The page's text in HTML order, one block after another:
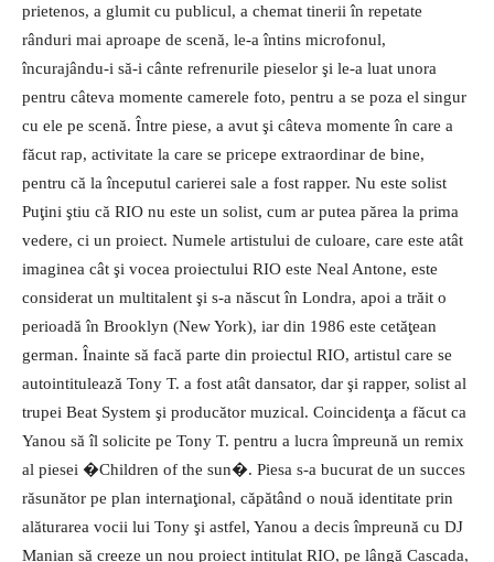
prietenos, a glumit cu publicul, a chemat tinerii în repetate
rânduri mai aproape de scenă, le-a întins microfonul,
încurajându-i să-i cânte refrenurile pieselor şi le-a luat unora
pentru câteva momente camerele foto, pentru a se poza el singur
cu ele pe scenă. Între piese, a avut şi câteva momente în care a
făcut rap, activitate la care se pricepe extraordinar de bine,
pentru că la începutul carierei sale a fost rapper. Nu este solist
Puţini ştiu că RIO nu este un solist, cum ar putea părea la prima
vedere, ci un proiect. Nu­mele artistului de culoare, care este atât
imaginea cât şi vocea proiectului RIO este Neal Antone, este
considerat un multitalent şi s-a născut în Londra, apoi a trăit o
perioadă în Brooklyn (New York), iar din 1986 este cetăţean
german. Înainte să facă parte din proiectul RIO, artistul care se
autointitulează Tony T. a fost atât dansator, dar şi rapper, solist al
trupei Beat System şi producător muzical. Coincidenţa a făcut ca
Yanou să îl solicite pe Tony T. pentru a lucra împreună un remix
al piesei �Children of the sun�. Piesa s-a bucurat de un succes
răsunător pe plan internaţional, căpătând o nouă identitate prin
alăturarea vocii lui Tony şi astfel, Yanou a decis împreună cu DJ
Manian să creeze un nou proiect intitulat RIO, pe lângă Cascada,